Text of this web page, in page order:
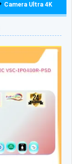
Camera Ultra 4K